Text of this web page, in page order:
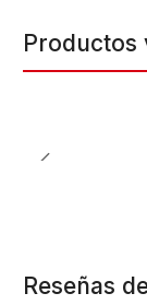
Productos
Reseñas